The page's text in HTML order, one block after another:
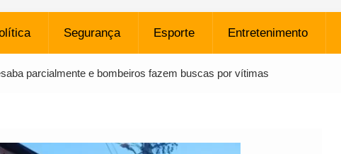
em Frente a
da Mata Escura, em
B: Lateral revelado pelo
ligada a ‘Zói de Gato’, do
Segurança Esporte Entretenimento
parcialmente e bombeiros fazem buscas por vítimas